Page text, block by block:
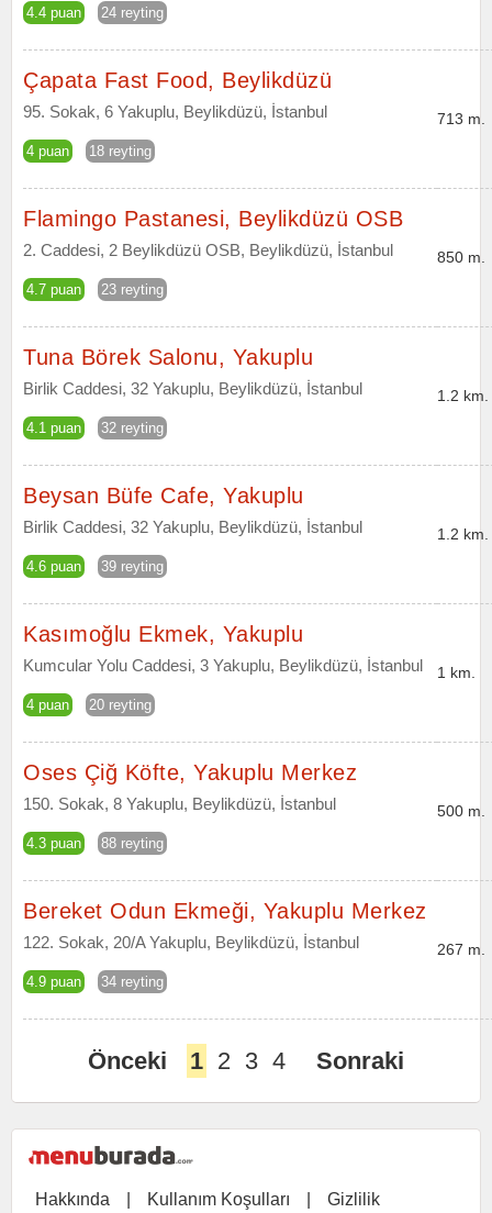
4.4 puan 24 reyting
Çapata Fast Food, Beylikdüzü
95. Sokak, 6 Yakuplu, Beylikdüzü, İstanbul
4 puan 18 reyting
713 m.
Flamingo Pastanesi, Beylikdüzü OSB
2. Caddesi, 2 Beylikdüzü OSB, Beylikdüzü, İstanbul
4.7 puan 23 reyting
850 m.
Tuna Börek Salonu, Yakuplu
Birlik Caddesi, 32 Yakuplu, Beylikdüzü, İstanbul
4.1 puan 32 reyting
1.2 km.
Beysan Büfe Cafe, Yakuplu
Birlik Caddesi, 32 Yakuplu, Beylikdüzü, İstanbul
4.6 puan 39 reyting
1.2 km.
Kasımoğlu Ekmek, Yakuplu
Kumcular Yolu Caddesi, 3 Yakuplu, Beylikdüzü, İstanbul
4 puan 20 reyting
1 km.
Oses Çiğ Köfte, Yakuplu Merkez
150. Sokak, 8 Yakuplu, Beylikdüzü, İstanbul
4.3 puan 88 reyting
500 m.
Bereket Odun Ekmeği, Yakuplu Merkez
122. Sokak, 20/A Yakuplu, Beylikdüzü, İstanbul
4.9 puan 34 reyting
267 m.
Önceki 1 2 3 4 Sonraki
Hakkında Kullanım Koşulları
Gizlilik